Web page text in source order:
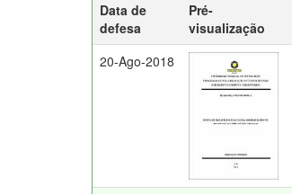
Data de
defesa
Pré-
visualização
20-Ago-2018